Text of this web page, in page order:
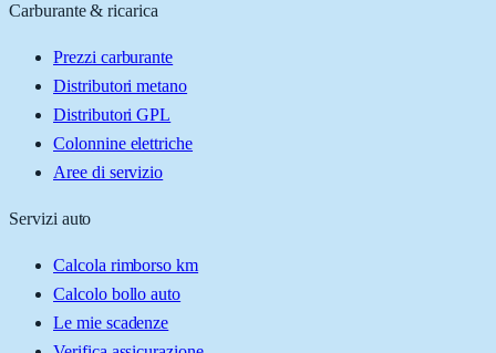
Carburante & ricarica
Prezzi carburante
Distributori metano
Distributori GPL
Colonnine elettriche
Aree di servizio
Servizi auto
Calcola rimborso km
Calcolo bollo auto
Le mie scadenze